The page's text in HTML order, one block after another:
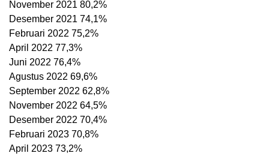
November 2021 80,2%
Desember 2021 74,1%
Februari 2022 75,2%
April 2022 77,3%
Juni 2022 76,4%
Agustus 2022 69,6%
September 2022 62,8%
November 2022 64,5%
Desember 2022 70,4%
Februari 2023 70,8%
April 2023 73,2%